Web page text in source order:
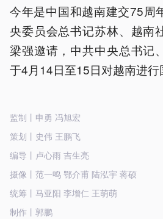
今年是中国和越南建交75周
央委员会总书记苏林、越南
梁强邀请，中共中央总书记
于4月14日至15日对越南进行
监制丨申勇 冯旭宏
策划丨史伟 王鹏飞
编导丨卢心雨 吉生亮
摄像丨范一鸣 鄂介甫 陆泓宇 蒋硕
统筹丨马亚阳 李增仁 王萌萌
制作丨郭鹏